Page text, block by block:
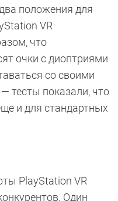
положения для
VR
что
очки с диоптриями
со своими
тесты показали, что
и для стандартных
PlayStation VR
Один